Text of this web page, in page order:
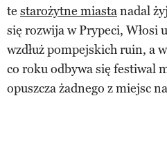
te starożytne miastanadal
się rozwija w Prypeci, Włosi
wzdłuż pompejskich ruin, a
co roku odbywa się festiwal
opuszcza żadnego z miejsc